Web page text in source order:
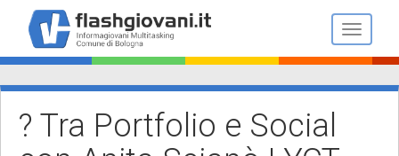
contenuto
principale
Toggle
? Tra Portfolio e Social